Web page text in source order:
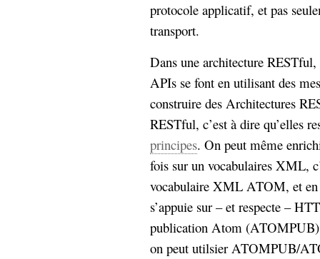
protocole applicatif, et pas
transport.
Dans une architecture
APIs se font en utilisant des
construire des Architectures
RESTful, c’est à dire qu’elles
principes. On peut même
fois sur un vocabulaires XML,
vocabulaire XML ATOM, et
s’appuie sur – et respecte –
publication Atom
on peut utilsier ATOMPUB/